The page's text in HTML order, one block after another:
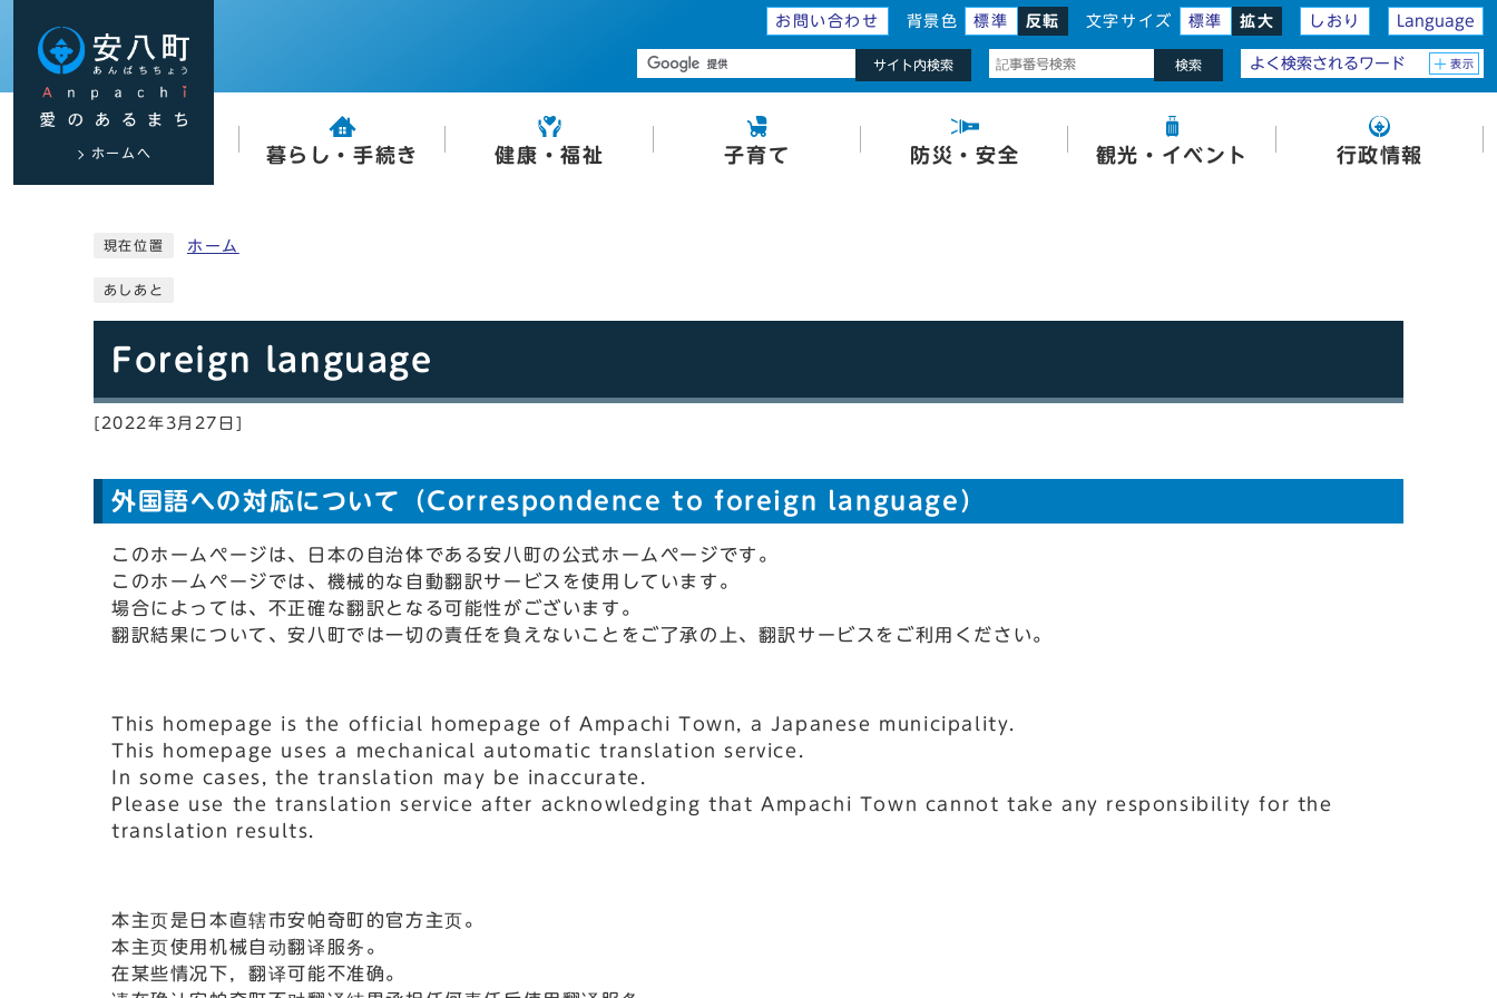
お問い合わせ 背景色 標準 反転 文字サイズ 標準 拡大 しおり Language
ホームへ
サイト内検索 検索 よく検索されるワード 表示
暮らし・手続き 健康・福祉 子育て 防災・安全 観光・イベント 行政情報
現在位置 ホーム
あしあと
Foreign language
[2022年3月27日]
外国語への対応について（Correspondence to foreign language）
このホームページは、日本の自治体である安八町の公式ホームページです。
このホームページでは、機械的な自動翻訳サービスを使用しています。
場合によっては、不正確な翻訳となる可能性がございます。
翻訳結果について、安八町では一切の責任を負えないことをご了承の上、翻訳サービスをご利用ください。
This homepage is the official homepage of Ampachi Town, a Japanese municipality.
This homepage uses a mechanical automatic translation service.
In some cases, the translation may be inaccurate.
Please use the translation service after acknowledging that Ampachi Town cannot take any responsibility for the
translation results.
本主页是日本直辖市安帕奇町的官方主页。
本主页使用机械自动翻译服务。
在某些情况下，翻译可能不准确。